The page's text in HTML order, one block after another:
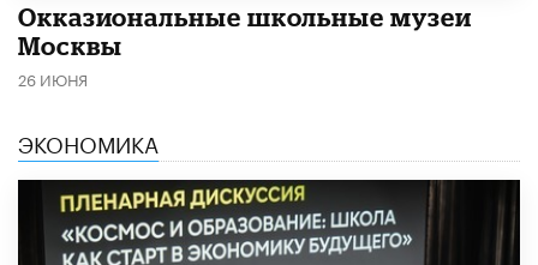
​Окказиональные школьные музеи
Москвы
26 ИЮНЯ
ЭКОНОМИКА